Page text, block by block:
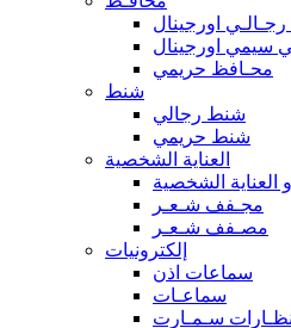
اورجينال
سيمي اورجينال
محـافظ حريمي
شنط
شنط رجالي
شنط حريمي
العناية الشخصية
العناية الشخصية
مجـفف شـعـر
مصـفف شـعـر
إلكترونيات
سماعات اذن
سماعـات
نظـارات سـمـارت